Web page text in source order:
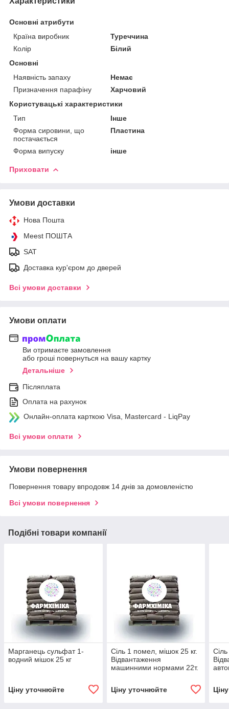
Основні атрибути
Країна виробник
Туреччина
Колір
Білий
Основні
Наявність запаху
Немає
Призначення парафіну
Харчовий
Користувацькі характеристики
Тип
Інше
Форма сировини, що
постачається
Пластина
Форма випуску інше
Приховати
Умови доставки
Нова Пошта
Meest ПОШТА
SAT
Доставка кур'єром до дверей
Всі умови доставки
Умови оплати
Ви отримаєте замовлення
або гроші повернуться на вашу картку
Детальніше
Післяплата
Оплата на рахунок
Онлайн-оплата карткою Visa, Mastercard - LiqPay
Всі умови оплати
Умови повернення
Повернення товару впродовж 14 днів за домовленістю
Всі умови повернення
Подібні товари компанії
Марганець сульфат 1-
водний мішок 25 кг
Ціну уточнюйте
Сіль 1 помел, мішок 25 кг.
Відвантаження
машинними нормами 22т.
Ціну уточнюйте